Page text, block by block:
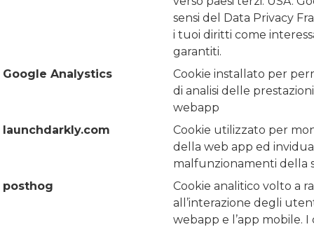
sensi del Data Privacy
i tuoi diritti come
garantiti.
Google Analystics
Cookie installato per
di analisi delle
webapp
launchdarkly.com
Cookie utilizzato per
della web app ed
malfunzionamenti della
posthog
Cookie analitico volto a
all’interazione degli
webapp e l’app mobile.